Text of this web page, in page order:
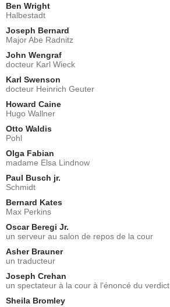
Ben Wright
Halbestadt
Joseph Bernard
Major Abe Radnitz
John Wengraf
docteur Karl Wieck
Karl Swenson
docteur Heinrich Geuter
Howard Caine
Hugo Wallner
Otto Waldis
Pohl
Olga Fabian
madame Elsa Lindnow
Paul Busch jr.
Schmidt
Bernard Kates
Max Perkins
Oscar Beregi Jr.
un serveur au salon de repos de la cour
Asher Brauner
un traducteur
Joseph Crehan
un spectateur à la cour à l'énoncé du verdict
Sheila Bromley